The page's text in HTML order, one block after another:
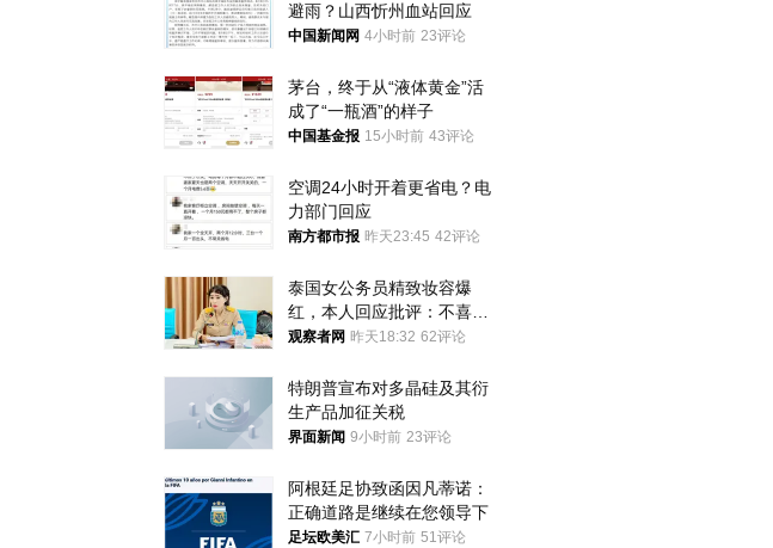
避雨？山西忻州血站回应
中国新闻网 4小时前 23评论
茅台，终于从“液体黄金”活
成了“一瓶酒”的样子
中国基金报 15小时前 43评论
空调24小时开着更省电？电
力部门回应
南方都市报 昨天23:45 42评论
泰国女公务员精致妆容爆
红，本人回应批评：不喜欢
就别看
观察者网 昨天18:32 62评论
特朗普宣布对多晶硅及其衍
生产品加征关税
界面新闻 9小时前 23评论
阿根廷足协致函因凡蒂诺：
正确道路是继续在您领导下
足坛欧美汇 7小时前 51评论